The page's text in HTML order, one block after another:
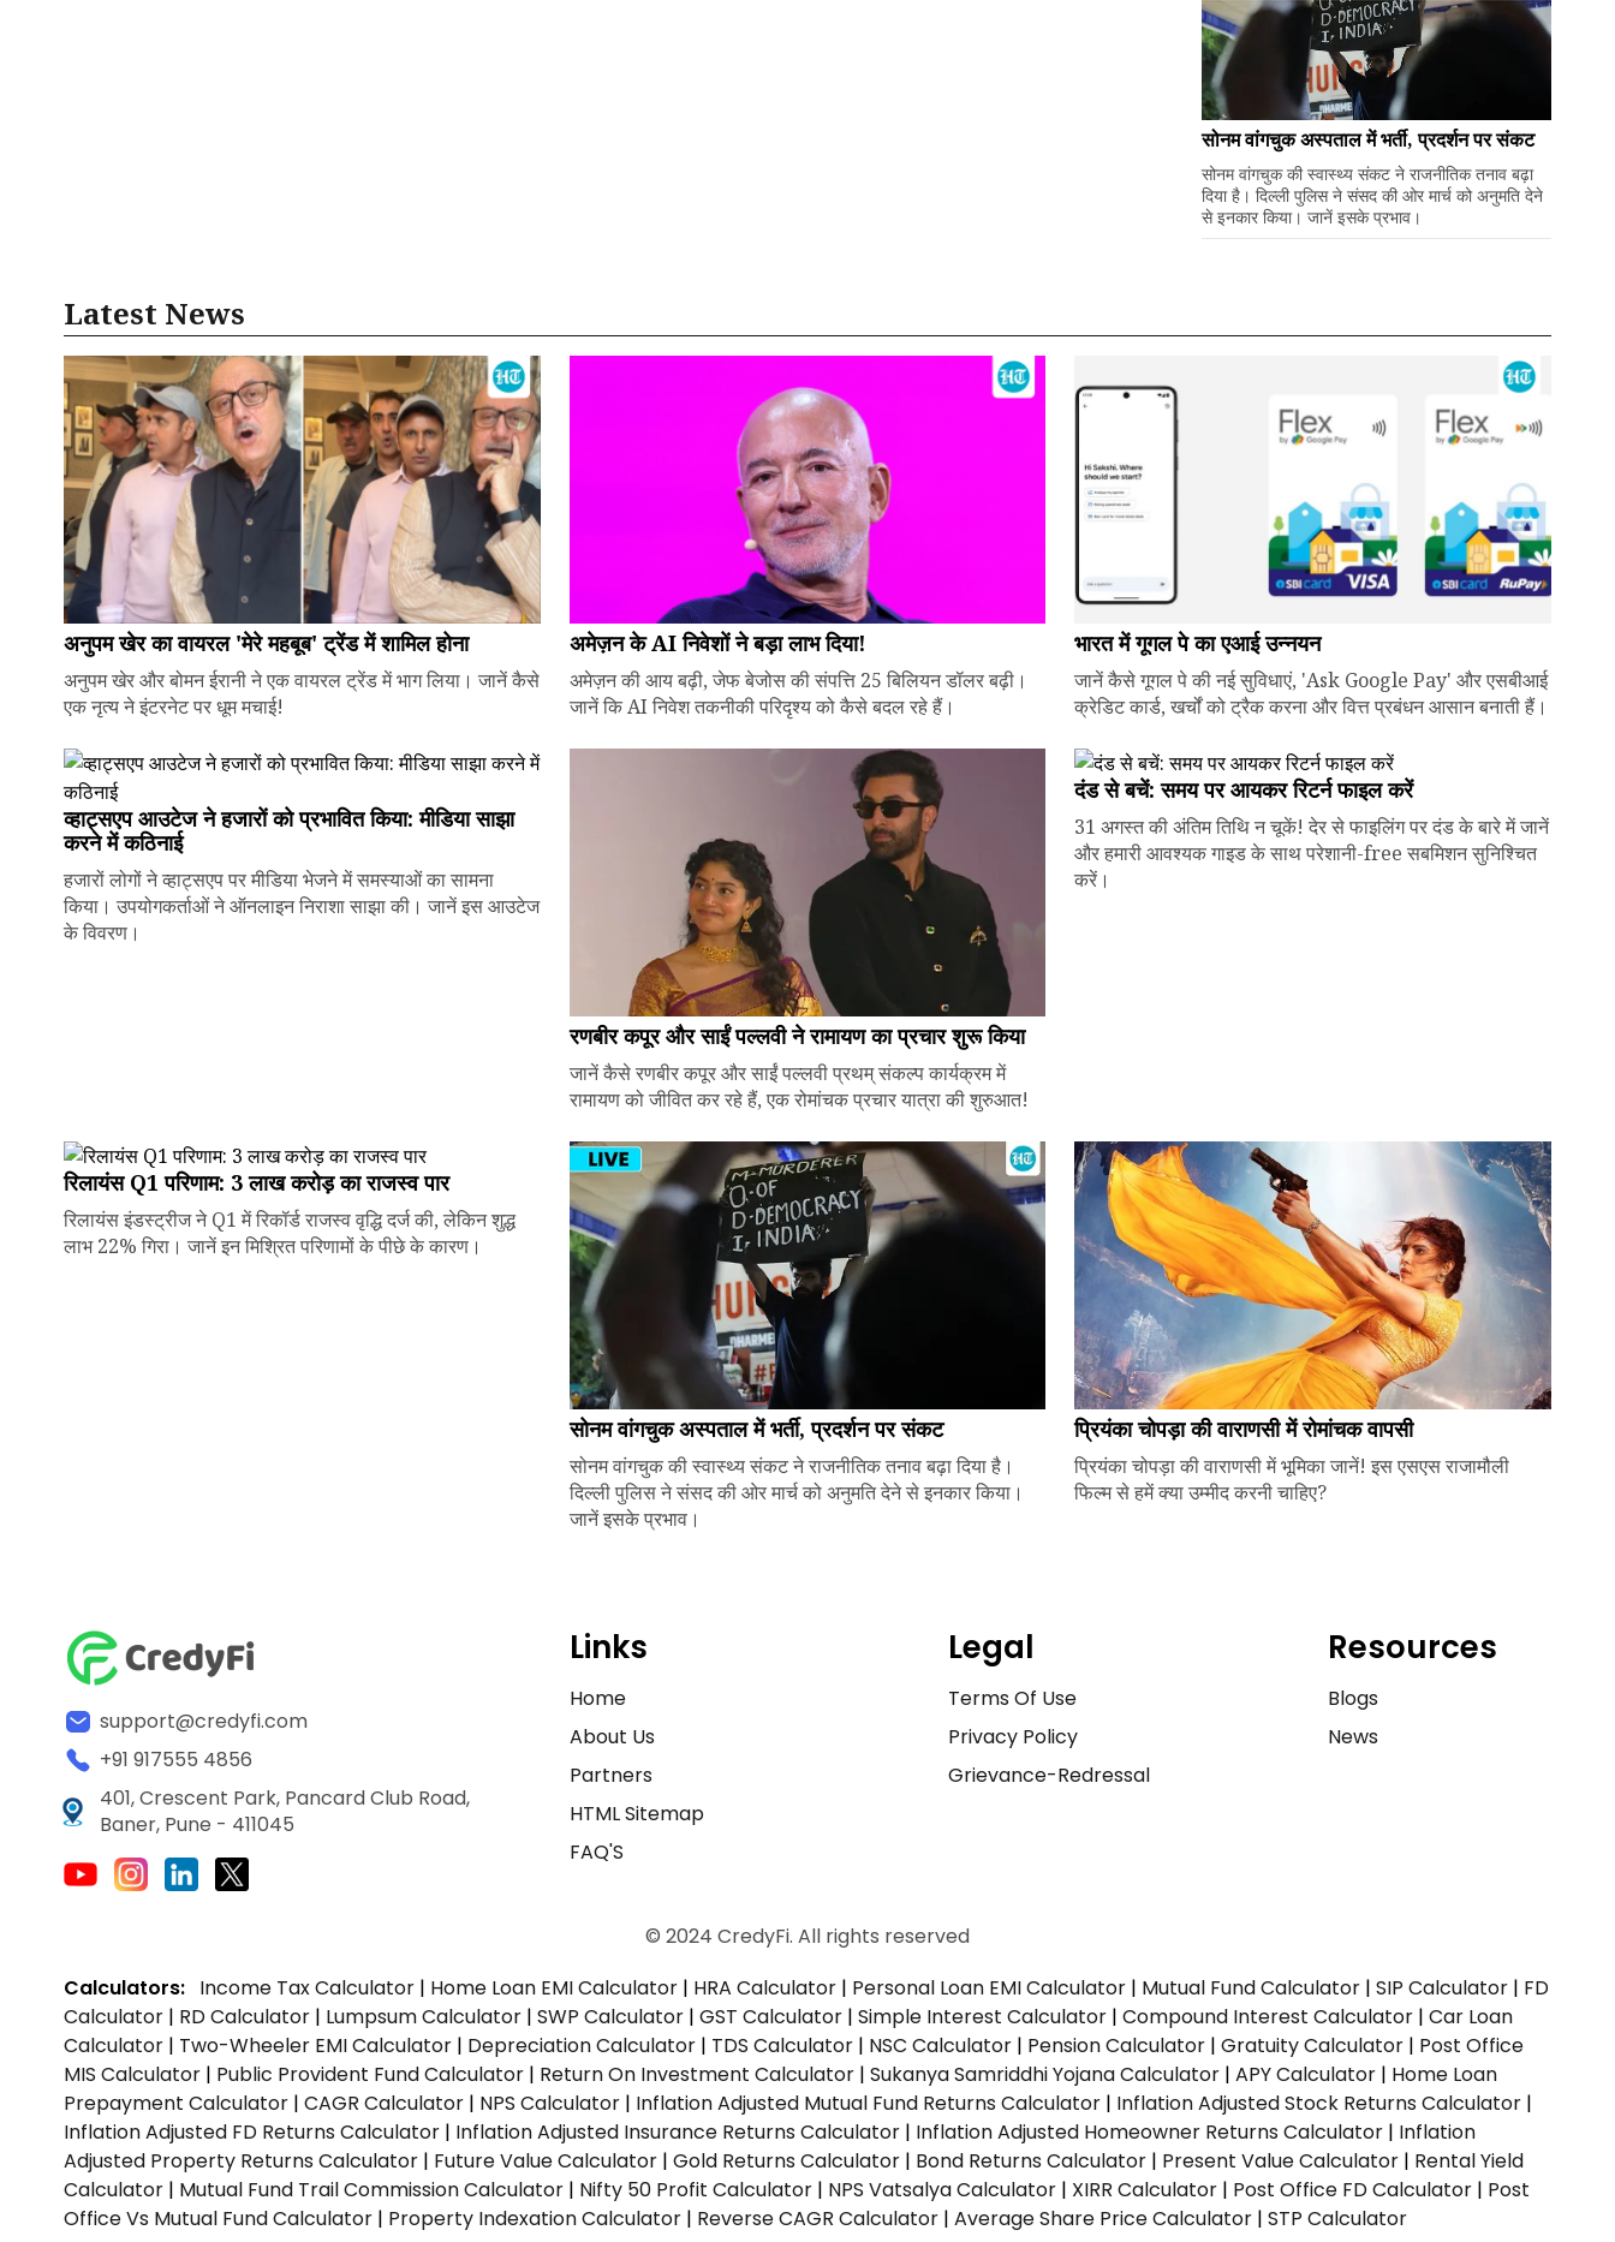
सोनम वांगचुक अस्पताल में भर्ती, प्रदर्शन पर संकट
सोनम वांगचुक की स्वास्थ्य संकट ने राजनीतिक तनाव बढ़ा
दिया है। दिल्ली पुलिस ने संसद की ओर मार्च को अनुमति देने
से इनकार किया। जानें इसके प्रभाव।
Latest News
अनुपम खेर का वायरल 'मेरे महबूब' ट्रेंड में शामिल होना
अनुपम खेर और बोमन ईरानी ने एक वायरल ट्रेंड में भाग लिया। जानें कैसे
एक नृत्य ने इंटरनेट पर धूम मचाई!
अमेज़न के AI निवेशों ने बड़ा लाभ दिया!
अमेज़न की आय बढ़ी, जेफ बेजोस की संपत्ति 25 बिलियन डॉलर बढ़ी।
जानें कि AI निवेश तकनीकी परिदृश्य को कैसे बदल रहे हैं।
भारत में गूगल पे का एआई उन्नयन
जानें कैसे गूगल पे की नई सुविधाएं, 'Ask Google Pay' और एसबीआई
क्रेडिट कार्ड, खर्चों को ट्रैक करना और वित्त प्रबंधन आसान बनाती हैं।
व्हाट्सएप आउटेज ने हजारों को प्रभावित किया: मीडिया साझा
करने में कठिनाई
हजारों लोगों ने व्हाट्सएप पर मीडिया भेजने में समस्याओं का सामना
किया। उपयोगकर्ताओं ने ऑनलाइन निराशा साझा की। जानें इस आउटेज
के विवरण।
रणबीर कपूर और साईं पल्लवी ने रामायण का प्रचार शुरू किया
जानें कैसे रणबीर कपूर और साईं पल्लवी प्रथम् संकल्प कार्यक्रम में
रामायण को जीवित कर रहे हैं, एक रोमांचक प्रचार यात्रा की शुरुआत!
दंड से बचें: समय पर आयकर रिटर्न फाइल करें
31 अगस्त की अंतिम तिथि न चूकें! देर से फाइलिंग पर दंड के बारे में जानें
और हमारी आवश्यक गाइड के साथ परेशानी-free सबमिशन सुनिश्चित
करें।
रिलायंस Q1 परिणाम: ₹3 लाख करोड़ का राजस्व पार
रिलायंस इंडस्ट्रीज ने Q1 में रिकॉर्ड राजस्व वृद्धि दर्ज की, लेकिन शुद्ध
लाभ 22% गिरा। जानें इन मिश्रित परिणामों के पीछे के कारण।
सोनम वांगचुक अस्पताल में भर्ती, प्रदर्शन पर संकट
सोनम वांगचुक की स्वास्थ्य संकट ने राजनीतिक तनाव बढ़ा दिया है।
दिल्ली पुलिस ने संसद की ओर मार्च को अनुमति देने से इनकार किया।
जानें इसके प्रभाव।
प्रियंका चोपड़ा की वाराणसी में रोमांचक वापसी
प्रियंका चोपड़ा की वाराणसी में भूमिका जानें! इस एसएस राजामौली
फिल्म से हमें क्या उम्मीद करनी चाहिए?
support@credyfi.com
+91 917555 4856
401, Crescent Park, Pancard Club Road,
Baner, Pune - 411045
Links
Home
About Us
Partners
HTML Sitemap
FAQ'S
Legal
Terms Of Use
Privacy Policy
Grievance-Redressal
Resources
Blogs
News
© 2024 CredyFi. All rights reserved
Calculators: Income Tax Calculator | Home Loan EMI Calculator | HRA Calculator | Personal Loan EMI Calculator | Mutual Fund Calculator | SIP Calculator | FD
Calculator | RD Calculator | Lumpsum Calculator | SWP Calculator | GST Calculator | Simple Interest Calculator | Compound Interest Calculator | Car Loan
Calculator | Two-Wheeler EMI Calculator | Depreciation Calculator | TDS Calculator | NSC Calculator | Pension Calculator | Gratuity Calculator | Post Office
MIS Calculator | Public Provident Fund Calculator | Return On Investment Calculator | Sukanya Samriddhi Yojana Calculator | APY Calculator | Home Loan
Prepayment Calculator | CAGR Calculator | NPS Calculator | Inflation Adjusted Mutual Fund Returns Calculator | Inflation Adjusted Stock Returns Calculator |
Inflation Adjusted FD Returns Calculator | Inflation Adjusted Insurance Returns Calculator | Inflation Adjusted Homeowner Returns Calculator | Inflation
Adjusted Property Returns Calculator | Future Value Calculator | Gold Returns Calculator | Bond Returns Calculator | Present Value Calculator | Rental Yield
Calculator | Mutual Fund Trail Commission Calculator | Nifty 50 Profit Calculator | NPS Vatsalya Calculator | XIRR Calculator | Post Office FD Calculator | Post
Office Vs Mutual Fund Calculator | Property Indexation Calculator | Reverse CAGR Calculator | Average Share Price Calculator | STP Calculator